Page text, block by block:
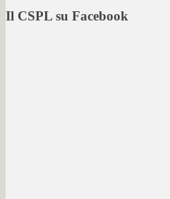
Il CSPL su Facebook